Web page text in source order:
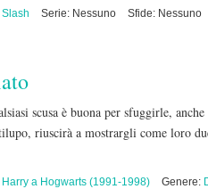
Slash Serie: Nessuno Sfide: Nessuno
scusa è buona per sfuggirle,
riuscirà a mostrargli come loro
Harry a Hogwarts (1991-1998) Genere: